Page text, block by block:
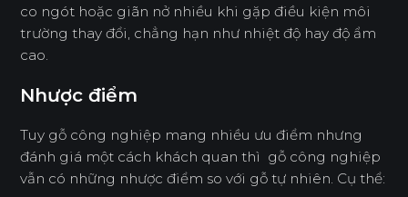
co ngót hoặc giãn nở nhiều khi gặp điều kiện môi
trường thay đổi, chẳng hạn như nhiệt độ hay độ ẩm
cao.
Nhược điểm
Tuy gỗ công nghiệp mang nhiều ưu điểm nhưng
đánh giá một cách khách quan thì gỗ công nghiệp
vẫn có những nhược điểm so với gỗ tự nhiên. Cụ thể: